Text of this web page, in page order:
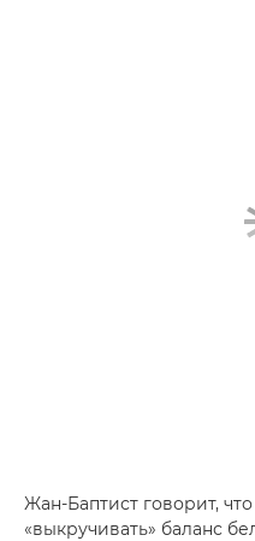
Жан-Баптист говорит,
«выкручивать» баланс